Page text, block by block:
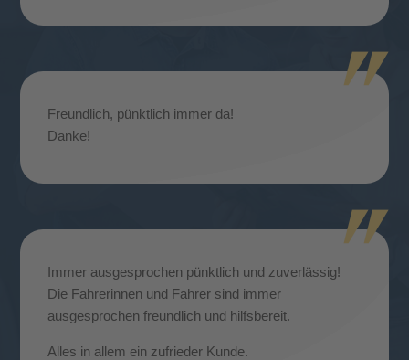
Freundlich, pünktlich immer da!
Danke!
Immer ausgesprochen pünktlich und zuverlässig!
Die Fahrerinnen und Fahrer sind immer
ausgesprochen freundlich und hilfsbereit.
Alles in allem ein zufrieder Kunde.